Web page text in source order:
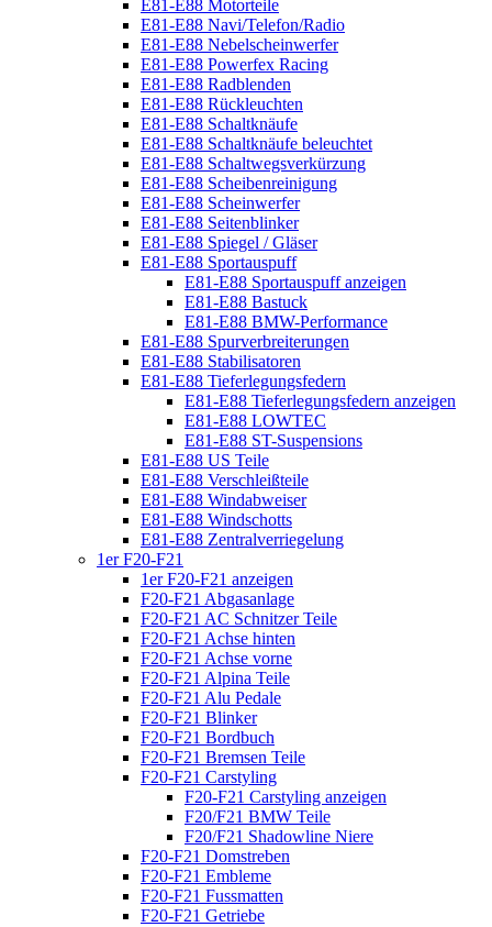
E81-E88 Motorteile
E81-E88 Navi/Telefon/Radio
E81-E88 Nebelscheinwerfer
E81-E88 Powerfex Racing
E81-E88 Radblenden
E81-E88 Rückleuchten
E81-E88 Schaltknäufe
E81-E88 Schaltknäufe beleuchtet
E81-E88 Schaltwegsverkürzung
E81-E88 Scheibenreinigung
E81-E88 Scheinwerfer
E81-E88 Seitenblinker
E81-E88 Spiegel / Gläser
E81-E88 Sportauspuff
E81-E88 Sportauspuff anzeigen
E81-E88 Bastuck
E81-E88 BMW-Performance
E81-E88 Spurverbreiterungen
E81-E88 Stabilisatoren
E81-E88 Tieferlegungsfedern
E81-E88 Tieferlegungsfedern anzeigen
E81-E88 LOWTEC
E81-E88 ST-Suspensions
E81-E88 US Teile
E81-E88 Verschleißteile
E81-E88 Windabweiser
E81-E88 Windschotts
E81-E88 Zentralverriegelung
1er F20-F21
1er F20-F21 anzeigen
F20-F21 Abgasanlage
F20-F21 AC Schnitzer Teile
F20-F21 Achse hinten
F20-F21 Achse vorne
F20-F21 Alpina Teile
F20-F21 Alu Pedale
F20-F21 Blinker
F20-F21 Bordbuch
F20-F21 Bremsen Teile
F20-F21 Carstyling
F20-F21 Carstyling anzeigen
F20/F21 BMW Teile
F20/F21 Shadowline Niere
F20-F21 Domstreben
F20-F21 Embleme
F20-F21 Fussmatten
F20-F21 Getriebe